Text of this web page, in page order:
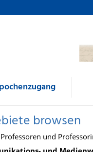
browsen
und